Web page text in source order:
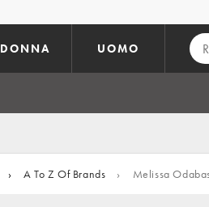
DONNA UOMO
› A To Z Of Brands › Melissa